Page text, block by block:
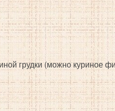
грудки (можно куриное